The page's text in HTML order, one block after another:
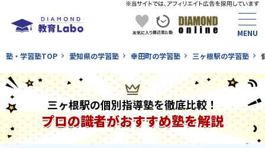
塾・学習塾TOP 愛知県の学習塾 幸田町の学習塾 三ヶ根駅の学習塾
三ヶ根駅の個別指導塾を徹底比較！
プロの識者がおすすめ塾を解説